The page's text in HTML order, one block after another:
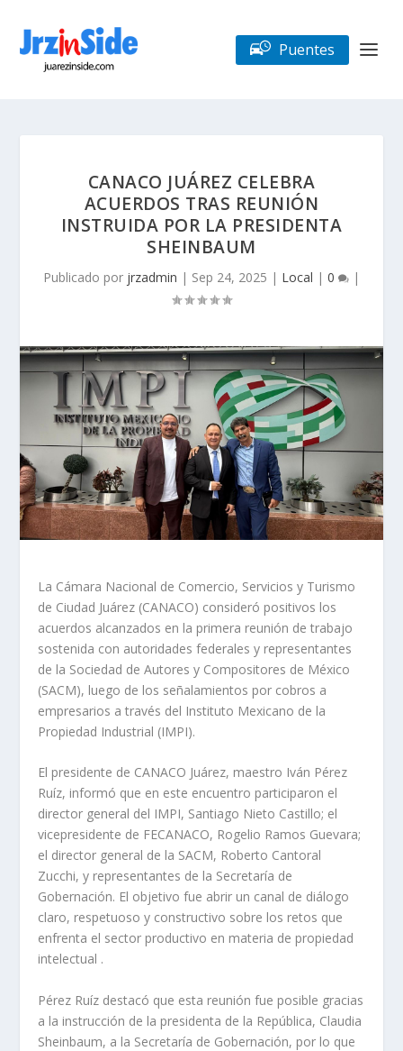
Puentes
CANACO JUÁREZ CELEBRA
ACUERDOS TRAS REUNIÓN
INSTRUIDA POR LA PRESIDENTA
SHEINBAUM
Publicado por jrzadmin | Sep 24, 2025 | Local | 0 |
La Cámara Nacional de Comercio, Servicios y Turismo
de Ciudad Juárez (CANACO) consideró positivos los
acuerdos alcanzados en la primera reunión de trabajo
sostenida con autoridades federales y representantes
de la Sociedad de Autores y Compositores de México
(SACM), luego de los señalamientos por cobros a
empresarios a través del Instituto Mexicano de la
Propiedad Industrial (IMPI).
El presidente de CANACO Juárez, maestro Iván Pérez
Ruíz, informó que en este encuentro participaron el
director general del IMPI, Santiago Nieto Castillo; el
vicepresidente de FECANACO, Rogelio Ramos Guevara;
el director general de la SACM, Roberto Cantoral
Zucchi, y representantes de la Secretaría de
Gobernación. El objetivo fue abrir un canal de diálogo
claro, respetuoso y constructivo sobre los retos que
enfrenta el sector productivo en materia de propiedad
intelectual .
Pérez Ruíz destacó que esta reunión fue posible gracias
a la instrucción de la presidenta de la República, Claudia
Sheinbaum, a la Secretaría de Gobernación, por lo que